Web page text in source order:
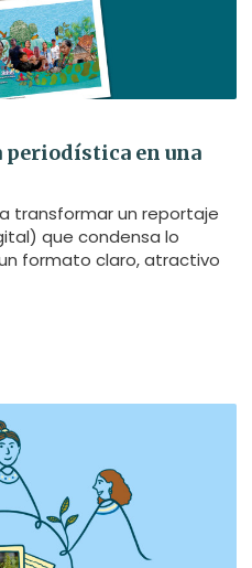
en una
transformar un reportaje
que condensa lo
formato claro, atractivo